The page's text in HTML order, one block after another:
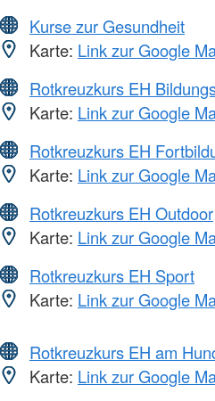
Kurse zur Gesundheit
Karte: Link zur Google
Rotkreuzkurs EH
Karte: Link zur Google
Rotkreuzkurs EH
Karte: Link zur Google
Rotkreuzkurs EH Outdoor
Karte: Link zur Google
Rotkreuzkurs EH Sport
Karte: Link zur Google
Rotkreuzkurs EH am
Karte: Link zur Google